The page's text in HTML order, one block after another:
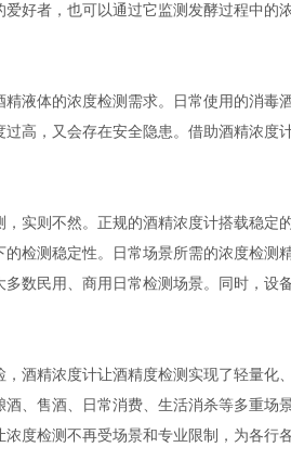
好者，也可以通过它监测发酵过程中的
体的浓度检测需求。日常使用的消毒
高，又会存在安全隐患。借助酒精浓度
则不然。正规的酒精浓度计搭载稳定
检测稳定性。日常场景所需的浓度检测
数民用、商用日常检测场景。同时，设
精浓度计让酒精度检测实现了轻量化
、售酒、日常消费、生活消杀等多重场
度检测不再受场景和专业限制，为各行